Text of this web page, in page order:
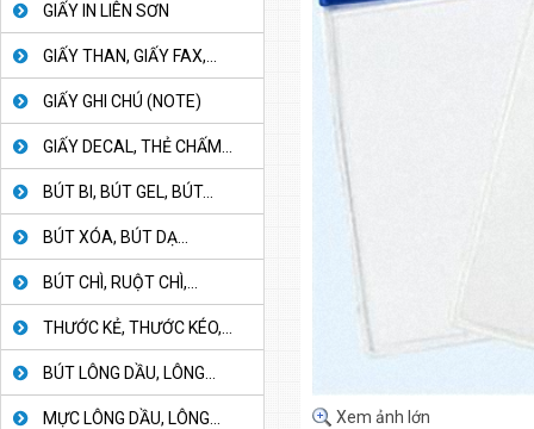
GIẤY IN LIÊN SƠN
GIẤY THAN, GIẤY FAX,...
GIẤY GHI CHÚ (NOTE)
GIẤY DECAL, THẺ CHẤM...
BÚT BI, BÚT GEL, BÚT...
BÚT XÓA, BÚT DẠ...
BÚT CHÌ, RUỘT CHÌ,...
THƯỚC KẺ, THƯỚC KÉO,...
BÚT LÔNG DẦU, LÔNG...
MỰC LÔNG DẦU, LÔNG... Xem ảnh lớn